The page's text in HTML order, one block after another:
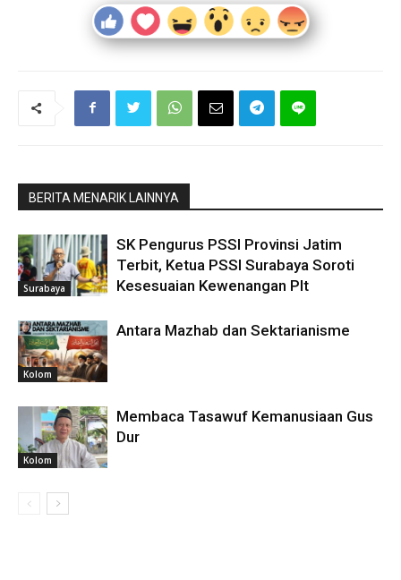
BERITA MENARIK LAINNYA
Surabaya
SK Pengurus PSSI Provinsi Jatim
Terbit, Ketua PSSI Surabaya Soroti
Kesesuaian Kewenangan Plt
Kolom
Antara Mazhab dan Sektarianisme
Kolom
Membaca Tasawuf Kemanusiaan Gus
Dur